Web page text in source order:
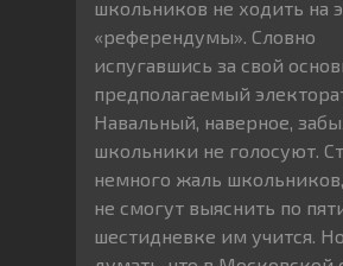
школьников не ходить на
«референдумы». Словно
испугавшись за свой
предполагаемый
Навальный, наверное,
школьники не голосуют.
немного жаль
не смогут выяснить по
шестидневке им учится.